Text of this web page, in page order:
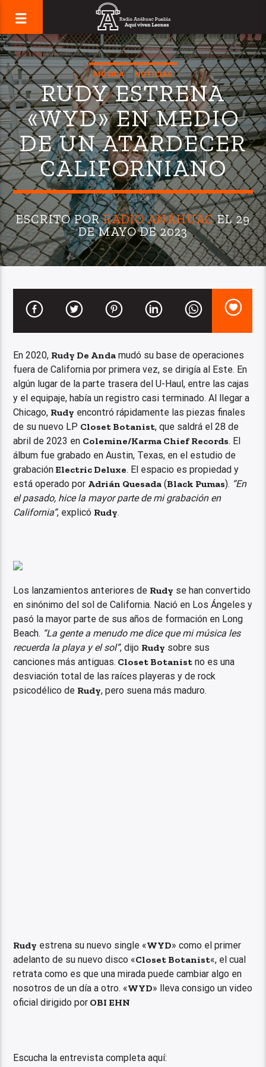
MÚSICA NOTICIAS
RUDY ESTRENA
«WYD» EN MEDIO
DE UN ATARDECER
CALIFORNIANO
ESCRITO PORRADIO ANÁHUACEL 29
DE MAYO DE 2023
En 2020, Rudy De Anda mudó su base de operaciones
fuera de California por primera vez, se dirigía al Este. En
algún lugar de la parte trasera del U-Haul, entre las cajas
y el equipaje, había un registro casi terminado. Al llegar a
Chicago, Rudy encontró rápidamente las piezas finales
de su nuevo LP Closet Botanist, que saldrá el 28 de
abril de 2023 en Colemine/Karma Chief Records. El
álbum fue grabado en Austin, Texas, en el estudio de
grabación Electric Deluxe. El espacio es propiedad y
está operado por Adrián Quesada (Black Pumas). “En
el pasado, hice la mayor parte de mi grabación en
California”, explicó Rudy.
Los lanzamientos anteriores de Rudy se han convertido
en sinónimo del sol de California. Nació en Los Ángeles y
pasó la mayor parte de sus años de formación en Long
Beach. “La gente a menudo me dice que mi música les
recuerda la playa y el sol”, dijo Rudy sobre sus
canciones más antiguas. Closet Botanist no es una
desviación total de las raíces playeras y de rock
psicodélico de Rudy, pero suena más maduro.
Rudy estrena su nuevo single «WYD» como el primer
adelanto de su nuevo disco «Closet Botanist«, el cual
retrata como es que una mirada puede cambiar algo en
nosotros de un día a otro. «WYD» lleva consigo un video
oficial dirigido por OBI EHN
Escucha la entrevista completa aquí: